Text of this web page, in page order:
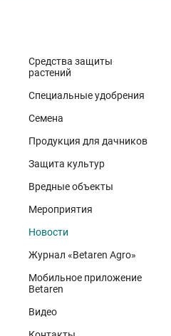
показательны для
округа. Они
интенсивного сорта
управлении
минеральном
растений и точном
сортов орловского
Это достижение
семеноводства «Щёлково
рекорд
области в 2025 году.
отзывчива на приёмы
в Государственный реестр
Средства защиты
растений
Специальные удобрения
Семена
Продукция для дачников
Защита культур
Вредные объекты
Мероприятия
Новости
Журнал «Betaren Agro»
Мобильное приложение
Betaren
Видео